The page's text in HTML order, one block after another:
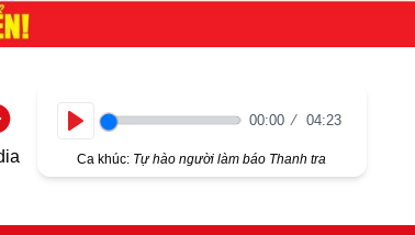
00:00 04:23
Ca khúc: Tự hào người làm báo Thanh tra